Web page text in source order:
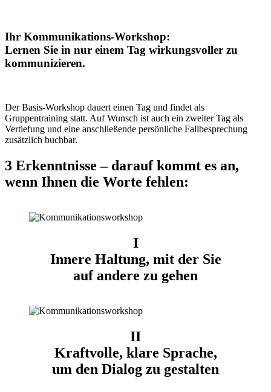
Ihr Kommunikations-Workshop:
Lernen Sie in nur einem Tag wirkungsvoller zu
kommunizieren.
Der Basis-Workshop dauert einen Tag und findet als
Gruppentraining statt. Auf Wunsch ist auch ein zweiter Tag als
Vertiefung und eine anschließende persönliche Fallbesprechung
zusätzlich buchbar.
3 Erkenntnisse – darauf kommt es an,
wenn Ihnen die Worte fehlen:
I
Innere Haltung, mit der Sie
auf andere zu gehen
II
Kraftvolle, klare Sprache,
um den Dialog zu gestalten